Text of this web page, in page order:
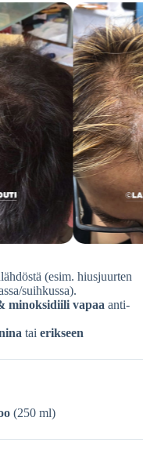
(esim. hiusjuurten
suihkussa).
minoksidiili vapaa anti-
tai erikseen
(250 ml)